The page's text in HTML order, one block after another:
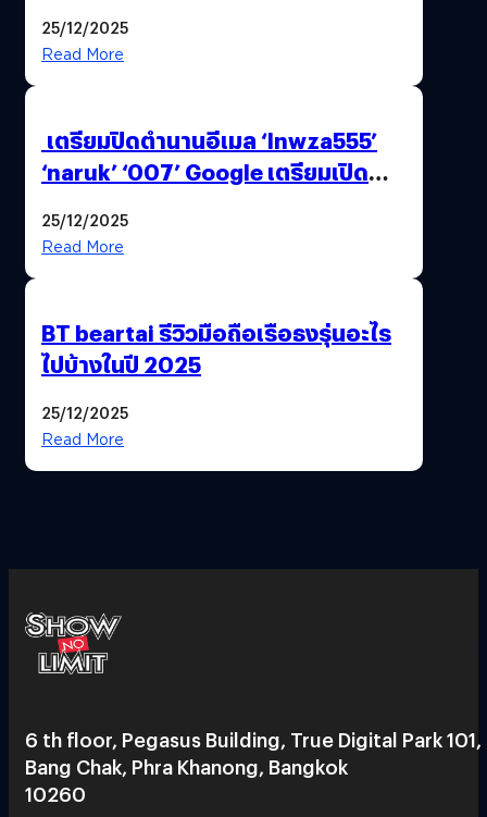
25/12/2025
Read More
เตรียมปิดตำนานอีเมล ‘lnwza555’
‘naruk’ ‘007’ Google เตรียมเปิด
25/12/2025
Read More
BT beartai รีวิวมือถือเรือธงรุ่นอะไร
ไปบ้างในปี 2025
25/12/2025
Read More
6 th floor, Pegasus Building, True Digital Park 101,
Bang Chak, Phra Khanong, Bangkok
10260